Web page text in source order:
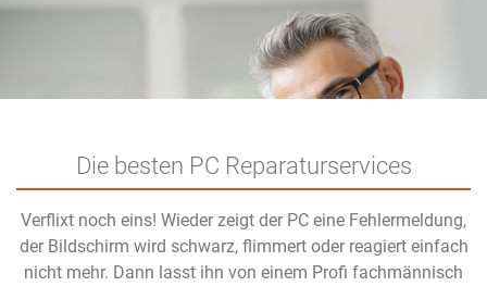
Die besten PC Reparaturservices
Verflixt noch eins! Wieder zeigt der PC eine Fehlermeldung,
der Bildschirm wird schwarz, flimmert oder reagiert einfach
nicht mehr. Dann lasst ihn von einem Profi fachmännisch